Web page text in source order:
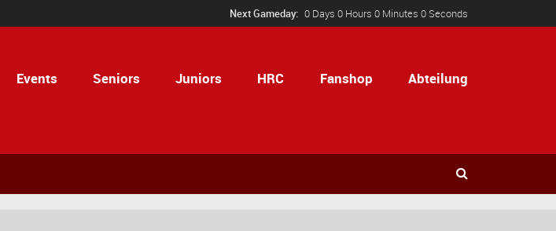
Next Gameday: 0 Days 0 Hours 0 Minutes 0 Seconds
Events Seniors Juniors HRC Fanshop Abteilung